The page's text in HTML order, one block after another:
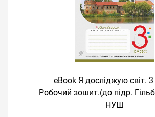
eBook Я досліджую світ. 3
Робочий зошит.(до підр.
НУШ